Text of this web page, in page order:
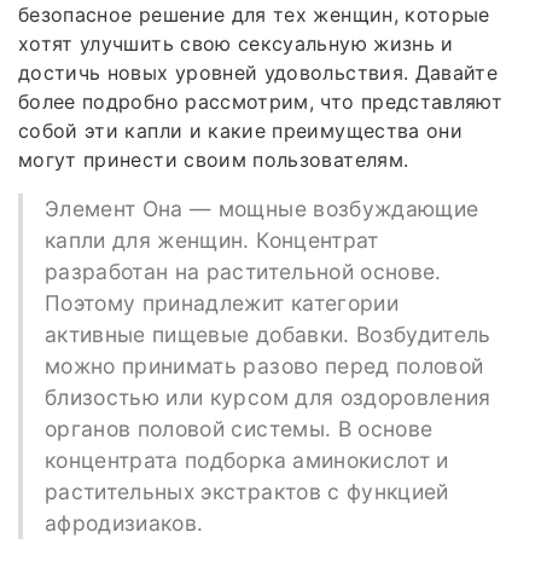
безопасное решение для тех женщин, которые
хотят улучшить свою сексуальную жизнь и
достичь новых уровней удовольствия. Давайте
более подробно рассмотрим, что представляют
собой эти капли и какие преимущества они
могут принести своим пользователям.
Элемент Она — мощные возбуждающие
капли для женщин. Концентрат
разработан на растительной основе.
Поэтому принадлежит категории
активные пищевые добавки. Возбудитель
можно принимать разово перед половой
близостью или курсом для оздоровления
органов половой системы. В основе
концентрата подборка аминокислот и
растительных экстрактов с функцией
афродизиаков.